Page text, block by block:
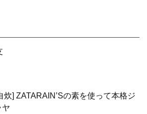
炊] ZATARAIN’Sの素を使って本格ジ
ヤ